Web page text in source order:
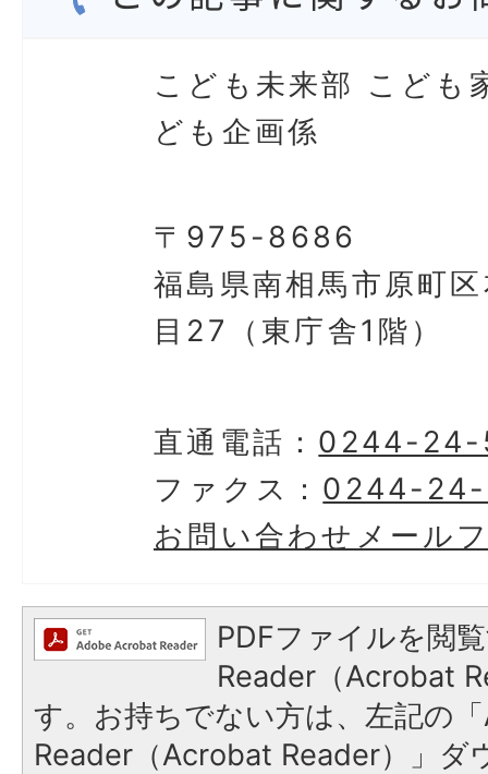
こども未来部 こども
ども企画係
〒975-8686
福島県南相馬市原町
目27（東庁舎1階）
直通電話： 0244-
ファクス： 0244-
お問い合わせメール
PDFファイルを閲
Reader（Acrobat
す。お持ちでない方は、左記の
Reader（Acrobat Reader）」ダ